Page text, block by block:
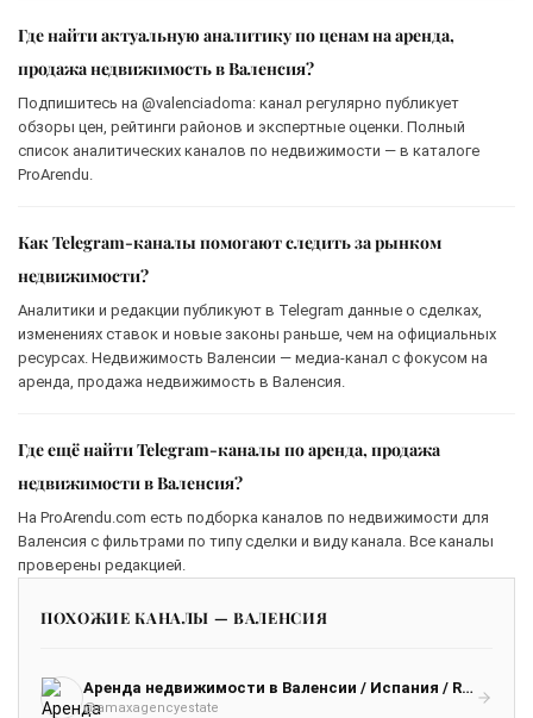
Где найти актуальную аналитику по ценам на аренда,
продажа недвижимость в Валенсия?
Подпишитесь на @valenciadoma: канал регулярно публикует
обзоры цен, рейтинги районов и экспертные оценки. Полный
список аналитических каналов по недвижимости — в каталоге
ProArendu.
Как Telegram-каналы помогают следить за рынком
недвижимости?
Аналитики и редакции публикуют в Telegram данные о сделках,
изменениях ставок и новые законы раньше, чем на официальных
ресурсах. Недвижимость Валенсии — медиа-канал с фокусом на
аренда, продажа недвижимость в Валенсия.
Где ещё найти Telegram-каналы по аренда, продажа
недвижимости в Валенсия?
На ProArendu.com есть подборка каналов по недвижимости для
Валенсия с фильтрами по типу сделки и виду канала. Все каналы
проверены редакцией.
ПОХОЖИЕ КАНАЛЫ — ВАЛЕНСИЯ
Аренда недвижимости в Валенсии / Испания / Real estate rental in Valencia
@amaxagencyestate